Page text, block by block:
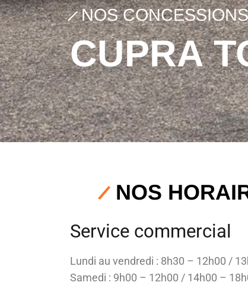
NOS
CUPRA
NOS
Service commercial
Lundi au vendredi : 8h30 – 12h00 /
Samedi : 9h00 – 12h00 / 14h00 –